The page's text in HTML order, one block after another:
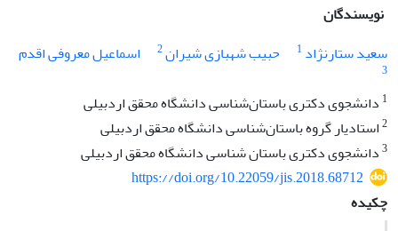
نویسندگان
سعید ستارنژاد 1 حبیب شهبازی شیران2 اسماعیل معروفی اقدم
3
1 دانشجوی دکتری باستان‌شناسی دانشگاه محقق اردبیلی
2استادیار گروه باستان‌شناسی دانشگاه محقق اردبیلی
3دانشجوی دکتری باستان شناسی دانشگاه محقق اردبیلی
https://doi.org/10.22059/jis.2018.68712
چکیده